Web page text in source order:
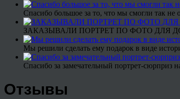
Спасибо большое за то, что мы смогли так
ЗАКАЗЫВАЛИ ПОРТРЕТ ПО ФОТО ДЛЯ
Мы решили сделать ему подарок в виде
Спасибо за замечательный портрет-сюрприз
Отзывы